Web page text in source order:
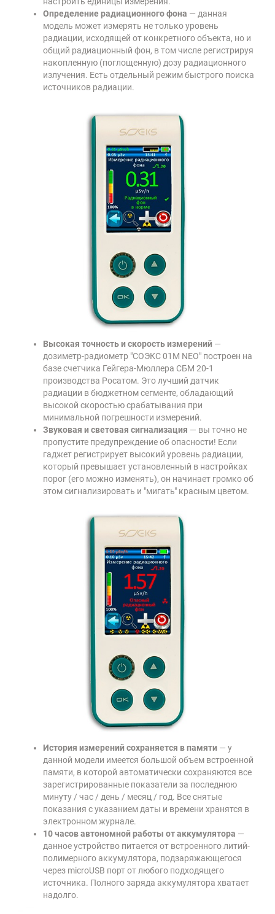
Определение радиационного фона — данная
модель может измерять не только уровень
радиации, исходящей от конкретного объекта, но и
общий радиационный фон, в том числе регистрируя
накопленную (поглощенную) дозу радиационного
излучения. Есть отдельный режим быстрого поиска
источников радиации.
Высокая точность и скорость измерений —
дозиметр-радиометр "СОЭКС 01М NEO" построен на
базе счетчика Гейгера-Мюллера СБМ 20-1
производства Росатом. Это лучший датчик
радиации в бюджетном сегменте, обладающий
высокой скоростью срабатывания при
минимальной погрешности измерений.
Звуковая и световая сигнализация — вы точно не
пропустите предупреждение об опасности! Если
гаджет регистрирует высокий уровень радиации,
который превышает установленный в настройках
порог (его можно изменять), он начинает громко об
этом сигнализировать и "мигать" красным цветом.
История измерений сохраняется в памяти — у
данной модели имеется большой объем встроенной
памяти, в которой автоматически сохраняются все
зарегистрированные показатели за последнюю
минуту / час / день / месяц / год. Все снятые
показания с указанием даты и времени хранятся в
электронном журнале.
10 часов автономной работы от аккумулятора —
данное устройство питается от встроенного литий-
полимерного аккумулятора, подзаряжающегося
через microUSB порт от любого подходящего
источника. Полного заряда аккумулятора хватает
надолго.